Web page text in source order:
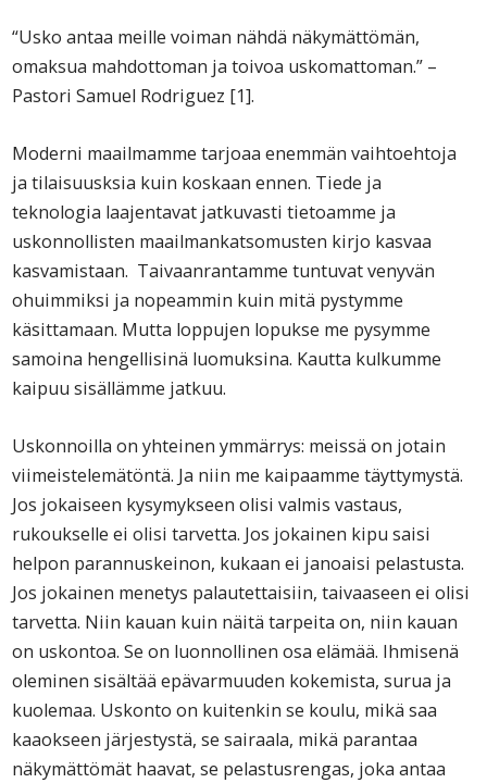
“Usko antaa meille voiman nähdä näkymättömän,
omaksua mahdottoman ja toivoa uskomattoman.” –
Pastori Samuel Rodriguez [1].
Moderni maailmamme tarjoaa enemmän vaihtoehtoja
ja tilaisuusksia kuin koskaan ennen. Tiede ja
teknologia laajentavat jatkuvasti tietoamme ja
uskonnollisten maailmankatsomusten kirjo kasvaa
kasvamistaan. Taivaanrantamme tuntuvat venyvän
ohuimmiksi ja nopeammin kuin mitä pystymme
käsittamaan. Mutta loppujen lopukse me pysymme
samoina hengellisinä luomuksina. Kautta kulkumme
kaipuu sisällämme jatkuu.
Uskonnoilla on yhteinen ymmärrys: meissä on jotain
viimeistelemätöntä. Ja niin me kaipaamme täyttymystä.
Jos jokaiseen kysymykseen olisi valmis vastaus,
rukoukselle ei olisi tarvetta. Jos jokainen kipu saisi
helpon parannuskeinon, kukaan ei janoaisi pelastusta.
Jos jokainen menetys palautettaisiin, taivaaseen ei olisi
tarvetta. Niin kauan kuin näitä tarpeita on, niin kauan
on uskontoa. Se on luonnollinen osa elämää. Ihmisenä
oleminen sisältää epävarmuuden kokemista, surua ja
kuolemaa. Uskonto on kuitenkin se koulu, mikä saa
kaaokseen järjestystä, se sairaala, mikä parantaa
näkymättömät haavat, se pelastusrengas, joka antaa